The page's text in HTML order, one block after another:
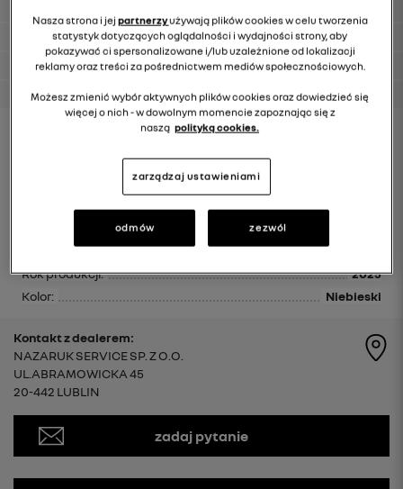
finansowanie
kupiony w salonie
faktura VAT 23%
69kW/94KM
Data Rejestracji:
Przebieg:
29508 km
Rok produkcji:
2025
Kolor:
Niebieski
Kontakt z dealerem:
NAZARUK SERVICE SP. Z O.O.
UL.ABRAMOWICKA 45
20-442 LUBLIN
zadaj pytanie
Nasza strona i jej partnerzyużywają plików cookies w celu tworzenia
statystyk dotyczących oglądalności i wydajności strony, aby
pokazywać ci spersonalizowane i/lub uzależnione od lokalizacji
reklamy oraz treści za pośrednictwem mediów społecznościowych.
Możesz zmienić wybór aktywnych plików cookies oraz dowiedzieć się
więcej o nich - w dowolnym momencie zapoznając się z
naszą polityką cookies.
zarządzaj ustawieniami
odmów zezwól